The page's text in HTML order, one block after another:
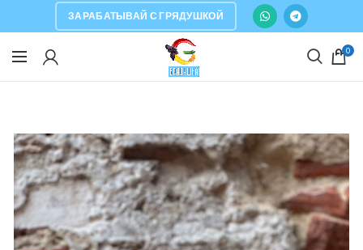
ЗАРАБАТЫВАЙ С ГРЯДУШКОЙ
0